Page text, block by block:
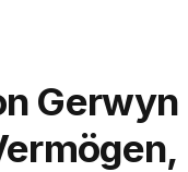
Gerwyn